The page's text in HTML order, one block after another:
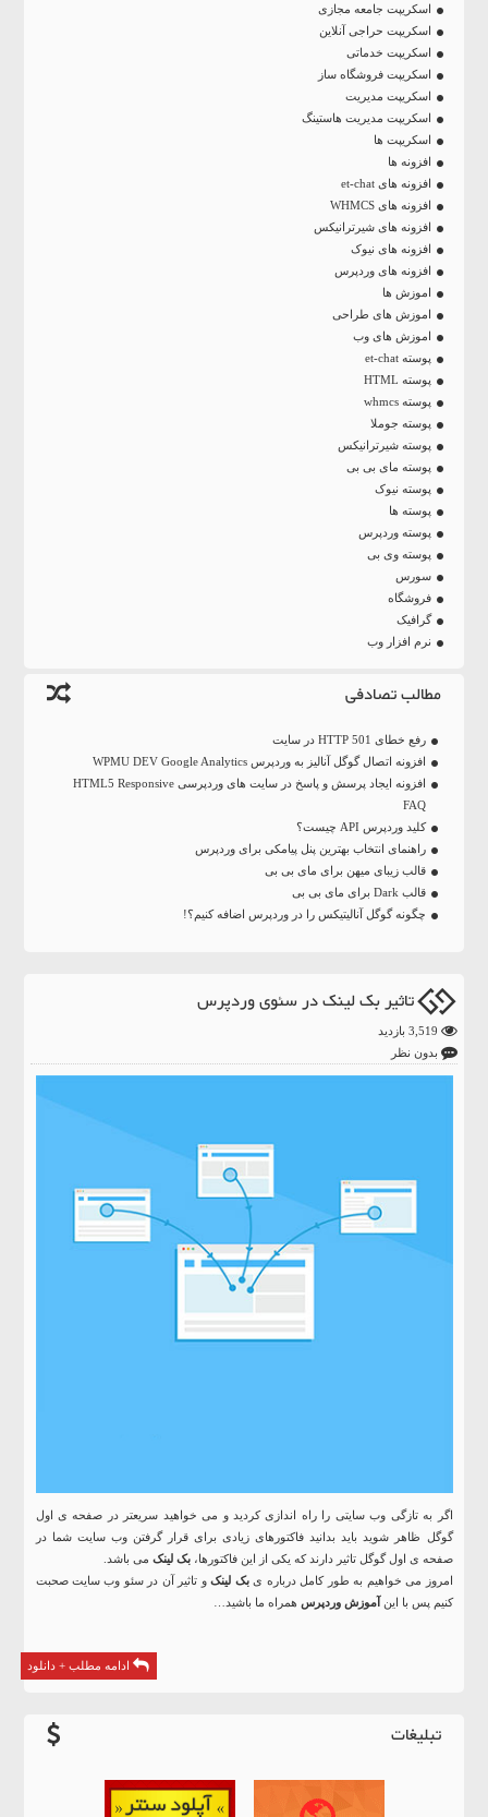
اسکریپت جامعه مجازی
اسکریپت حراجی آنلاین
اسکریپت خدماتی
اسکریپت فروشگاه ساز
اسکریپت مدیریت
اسکریپت مدیریت هاستینگ
اسکریپت ها
افزونه ها
افزونه های et-chat
افزونه های WHMCS
افزونه های شیرترانیکس
افزونه های نیوک
افزونه های وردپرس
اموزش ها
اموزش های طراحی
اموزش های وب
پوسته et-chat
پوسته HTML
پوسته whmcs
پوسته جوملا
پوسته شیرترانیکس
پوسته مای بی بی
پوسته نیوک
پوسته ها
پوسته وردپرس
پوسته وی بی
سورس
فروشگاه
گرافیک
نرم افزار وب
مطالب تصادفی
رفع خطای HTTP 501 در سایت
افزونه اتصال گوگل آنالیز به وردپرس WPMU DEV Google Analytics
افزونه ایجاد پرسش و پاسخ در سایت های وردپرسی HTML5 Responsive
FAQ
کلید وردپرس API چیست؟
راهنمای انتخاب بهترین پنل پیامکی برای وردپرس
قالب زیبای میهن برای مای بی بی
قالب Dark برای مای بی بی
چگونه گوگل آنالیتیکس را در وردپرس اضافه کنیم؟!
تاثیر بک لینک در سئوی وردپرس
بدون نظر
اگر به تازگی وب سایتی را راه اندازی کردید و می خواهید سریعتر در صفحه ی اول
گوگل ظاهر شوید باید بدانید فاکتورهای زیادی برای قرار گرفتن وب سایت شما در
صفحه ی اول گوگل تاثیر دارند که یکی از این فاکتورها،بک لینک می باشد.
امروز می خواهیم به طور کامل درباره یبک لینکو تاثیر آن در سئو وب سایت صحبت
کنیم پس با اینآموزش وردپرس همراه ما باشید…
ادامه مطلب + دانلود
تبلیغات